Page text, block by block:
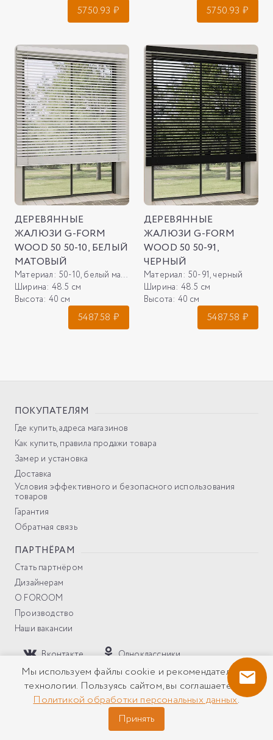
5750.93 ₽ 5750.93 ₽
ДЕРЕВЯННЫЕ
ЖАЛЮЗИ G-FORM
WOOD 50 50-10, БЕЛЫЙ
МАТОВЫЙ
Материал: 50-10, белый матовый
Ширина: 48.5 см
Высота: 40 см
5487.58 ₽
ДЕРЕВЯННЫЕ
ЖАЛЮЗИ G-FORM
WOOD 50 50-91,
ЧЕРНЫЙ
Материал: 50-91, черный
Ширина: 48.5 см
Высота: 40 см
5487.58 ₽
ПОКУПАТЕЛЯМ
Где купить, адреса магазинов
Как купить, правила продажи товара
Замер и установка
Доставка
Условия эффективного и безопасного использования
товаров
Гарантия
Обратная связь
ПАРТНЁРАМ
Стать партнёром
Дизайнерам
О FOROOM
Производство
Наши вакансии
Вконтакте
Одноклассники
YouTube
Pinterest
Политика компании в отношении обработки персональных
данных
Мы используем файлы cookie и рекомендательные
технологии. Пользуясь сайтом, вы соглашаетесь с
Политикой обработки персональных данных.
Принять